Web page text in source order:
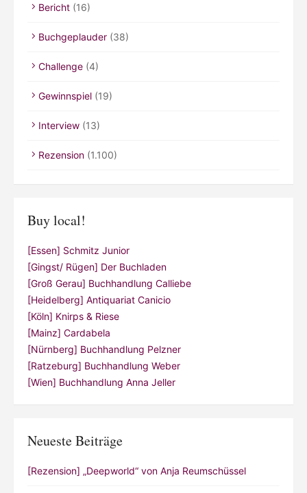
Bericht (16)
Buchgeplauder (38)
Challenge (4)
Gewinnspiel (19)
Interview (13)
Rezension (1.100)
Buy local!
[Essen] Schmitz Junior
[Gingst/ Rügen] Der Buchladen
[Groß Gerau] Buchhandlung Calliebe
[Heidelberg] Antiquariat Canicio
[Köln] Knirps & Riese
[Mainz] Cardabela
[Nürnberg] Buchhandlung Pelzner
[Ratzeburg] Buchhandlung Weber
[Wien] Buchhandlung Anna Jeller
Neueste Beiträge
[Rezension] „Deepworld“ von Anja Reumschüssel